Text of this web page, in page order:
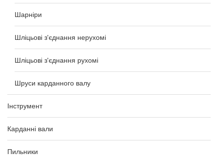
Шарніри
Шліцьові з'єднання нерухомі
Шліцьові з'єднання рухомі
Шруси карданного валу
Інструмент
Карданні вали
Пильники